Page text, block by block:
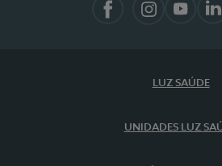
LUZ SAÚDE
UNIDADES LUZ